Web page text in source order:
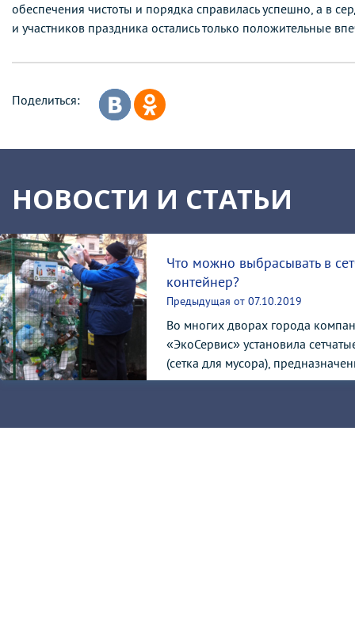
обеспечения чистоты и порядка справилась успешно, а в
и участников праздника остались только положительные
Поделиться:
НОВОСТИ И СТАТЬИ
Что можно выбрасывать в
контейнер?
Предыдущая от 07.10.2019
Во многих дворах города
«ЭкоСервис» установила
(сетка для мусора),